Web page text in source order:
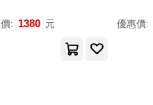
: 1380 元 優惠價: